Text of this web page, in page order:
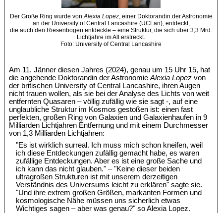
Der Große Ring wurde von Alexia Lopez, einer Doktorandin der Astronomie
an der University of Central Lancashire (UCLan), entdeckt,
die auch den Riesenbogen entdeckte – eine Struktur, die sich über 3,3 Mrd.
Lichtjahre im All erstreckt.
Foto: University of Central Lancashire
Am 11. Jänner diesen Jahres (2024), genau um 15 Uhr 15, hat
die angehende Doktorandin der AstronomieAlexia Lopez von
der britischen University of Central Lancashire, ihren Augen
nicht trauen wollen, als sie bei der Analyse des Lichts von weit
entfernten Quasaren – völlig zufällig wie sie sagt -, auf eine
unglaubliche Struktur im Kosmos gestoßen ist: einen fast
perfekten, großen Ring von Galaxien und Galaxienhaufen in 9
Milliarden Lichtjahren Entfernung und mit einem Durchmesser
von 1,3 Milliarden Lichtjahren:
"Es ist wirklich surreal. Ich muss mich schon kneifen, weil
ich diese Entdeckungen zufällig gemacht habe, es waren
zufällige Entdeckungen. Aber es ist eine große Sache und
ich kann das nicht glauben." – "Keine dieser beiden
ultragroßen Strukturen ist mit unserem derzeitigen
Verständnis des Universums leicht zu erklären" sagte sie.
"Und ihre extrem großen Größen, markanten Formen und
kosmologische Nähe müssen uns sicherlich etwas
Wichtiges sagen – aber was genau?" so Alexia Lopez.